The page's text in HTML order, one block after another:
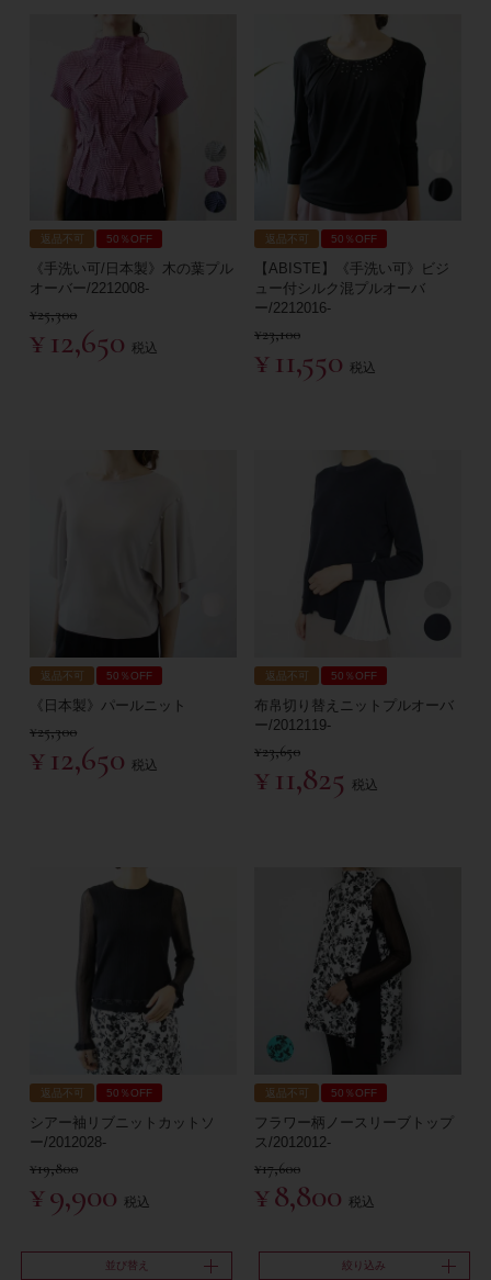
返品不可 50％OFF
《手洗い可/日本製》木の葉プル
オーバー/2212008-
¥25,300
¥ 12,650 税込
返品不可 50％OFF
【ABISTE】《手洗い可》ビジ
ュー付シルク混プルオーバ
ー/2212016-
¥23,100
¥ 11,550 税込
返品不可 50％OFF
《日本製》パールニット
¥25,300
¥ 12,650 税込
返品不可 50％OFF
布帛切り替えニットプルオーバ
ー/2012119-
¥23,650
¥ 11,825 税込
返品不可 50％OFF
シアー袖リブニットカットソ
ー/2012028-
¥19,800
¥9,900 税込
返品不可 50％OFF
フラワー柄ノースリーブトップ
ス/2012012-
¥17,600
¥8,800 税込
並び替え 絞り込み